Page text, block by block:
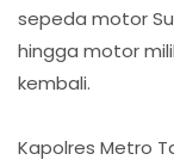
sepeda motor
hingga motor
kembali.
Kapolres Metro